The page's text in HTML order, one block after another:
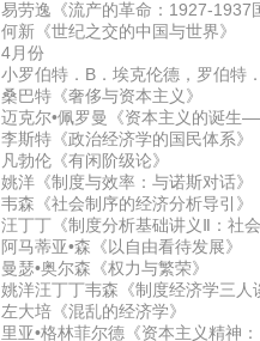
易劳逸《流产的革命：1927-1937
何新《世纪之交的中国与世界》
4月份
小罗伯特．B．埃克伦德，罗伯特
桑巴特《奢侈与资本主义》
迈克尔•佩罗曼《资本主义的诞生
李斯特《政治经济学的国民体系》
凡勃伦《有闲阶级论》
姚洋《制度与效率：与诺斯对话》
韦森《社会制序的经济分析导引》
汪丁丁《制度分析基础讲义Ⅱ：社
阿马蒂亚•森《以自由看待发展》
曼瑟•奥尔森《权力与繁荣》
姚洋汪丁丁韦森《制度经济学三人
左大培《混乱的经济学》
里亚•格林菲尔德《资本主义精神